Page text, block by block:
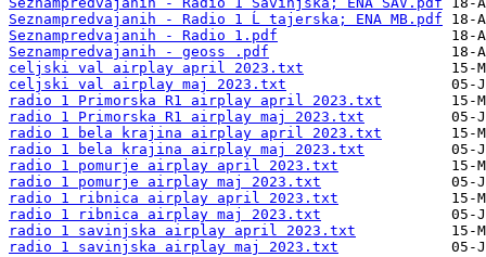
Seznampredvajanih - Radio 1 Ĺ tajerska; ENA MB.pdf
Seznampredvajanih - Radio 1.pdf
Seznampredvajanih - geoss .pdf
celjski val airplay april 2023.txt
celjski val airplay maj 2023.txt
radio 1 Primorska R1 airplay april 2023.txt
radio 1 Primorska R1 airplay maj 2023.txt
radio 1 bela krajina airplay april 2023.txt
radio 1 bela krajina airplay maj 2023.txt
radio 1 pomurje airplay april 2023.txt
radio 1 pomurje airplay maj 2023.txt
radio 1 ribnica airplay april 2023.txt
radio 1 ribnica airplay maj 2023.txt
radio 1 savinjska airplay april 2023.txt
radio 1 savinjska airplay maj 2023.txt